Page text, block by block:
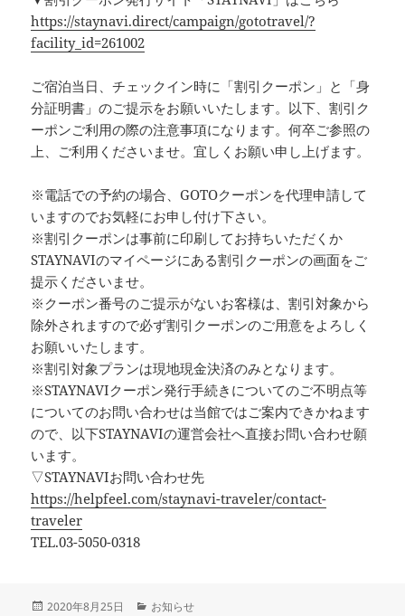
https://staynavi.direct/campaign/gototravel/?
facility_id=261002
ご宿泊当日、チェックイン時に「割引クーポン」と「身
分証明書」のご提示をお願いいたします。以下、割引ク
ーポンご利用の際の注意事項になります。何卒ご参照の
上、ご利用くださいませ。宜しくお願い申し上げます。
※電話での予約の場合、GOTOクーポンを代理申請して
いますのでお気軽にお申し付け下さい。
※割引クーポンは事前に印刷してお持ちいただくか
STAYNAVIのマイページにある割引クーポンの画面をご
提示くださいませ。
※クーポン番号のご提示がないお客様は、割引対象から
除外されますので必ず割引クーポンのご用意をよろしく
お願いいたします。
※割引対象プランは現地現金決済のみとなります。
※STAYNAVIクーポン発行手続きについてのご不明点等
についてのお問い合わせは当館ではご案内できかねます
ので、以下STAYNAVIの運営会社へ直接お問い合わせ願
います。
▽STAYNAVIお問い合わせ先
https://helpfeel.com/staynavi-traveler/contact-
traveler
TEL.03-5050-0318
投
2020年8月25日
カ
お知らせ